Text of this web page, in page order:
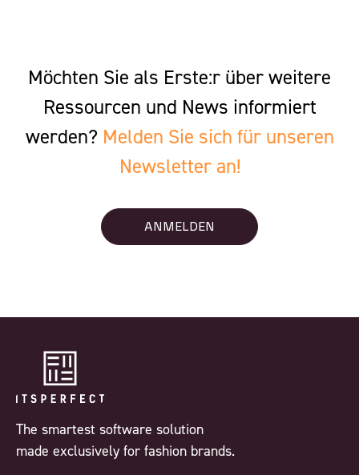
Möchten Sie als Erste:r über weitere
Ressourcen und News informiert
werden? Melden Sie sich für unseren
Newsletter an!
ANMELDEN
The smartest software solution
made exclusively for fashion brands.